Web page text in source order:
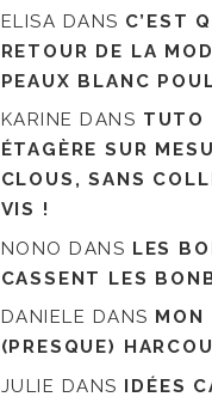
ELISA DANS C’EST
RETOUR DE LA
PEAUX BLANC
KARINE DANS TUTO
ÉTAGÈRE SUR
CLOUS, SANS
VIS !
NONO DANS LES
CASSENT LES
DANIELE DANS MON
(PRESQUE)
JULIE DANS IDÉES